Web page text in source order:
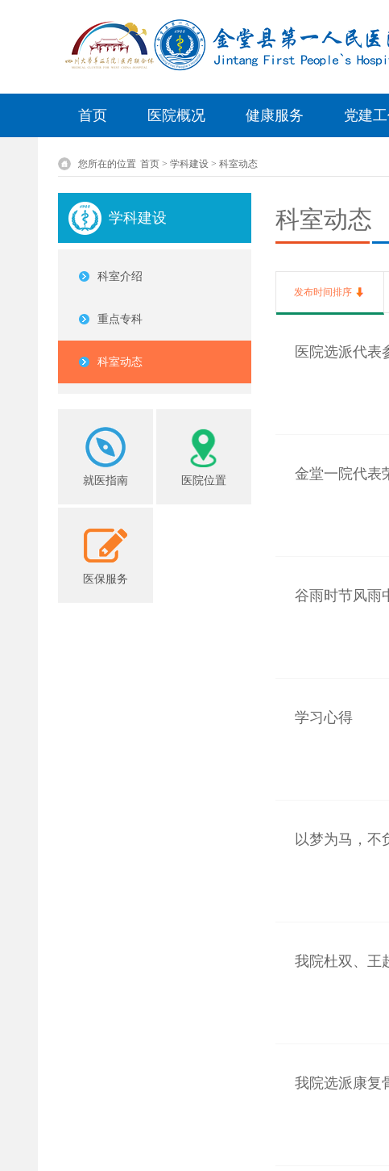
首页 医院概况 健康服务 党建
您所在的位置 首页 > 学科建设 > 科室动态
学科建设
科室介绍
重点专科
科室动态
就医指南 医院位置
医保服务
科室动态
发布时间排序
医院选派代表
金堂一院代表
谷雨时节风雨
学习心得
以梦为马，不
我院杜双、王
我院选派康复